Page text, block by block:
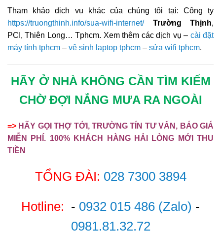
Tham khảo dịch vụ khác của chúng tôi tại: Công ty
https://truongthinh.info/sua-wifi-internet/
Trường Thịnh,
PCI, Thiên Long… Tphcm. Xem thêm các dịch vụ – cài đặt
máy tính tphcm – vệ sinh laptop tphcm – sửa wifi tphcm.
HÃY Ở NHÀ KHÔNG CẦN TÌM KIẾM
CHỜ ĐỢI NẮNG MƯA RA NGOÀI
=> HÃY GỌI THỢ TỚI, TRƯỜNG TÍN TƯ VẤN, BÁO GIÁ
MIỄN PHÍ. 100% KHÁCH HÀNG HẢI LÒNG MỚI THU
TIỀN
TỔNG ĐÀI: 028 7300 3894
Hotline: - 0932 015 486 (Zalo) -
0981.81.32.72